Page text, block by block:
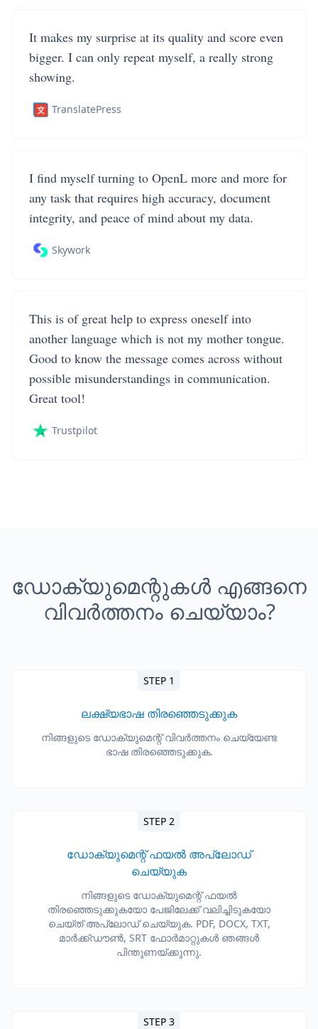
It makes my surprise at its quality and score even
bigger. I can only repeat myself, a really strong
showing.
TranslatePress
I find myself turning to OpenL more and more for
any task that requires high accuracy, document
integrity, and peace of mind about my data.
Skywork
This is of great help to express oneself into
another language which is not my mother tongue.
Good to know the message comes across without
possible misunderstandings in communication.
Great tool!
Trustpilot
ഡോക്യുമെന്റുകൾ എങ്ങനെ
വിവർത്തനം ചെയ്യാം?
STEP 1
ലക്ഷ്യഭാഷ തിരഞ്ഞെടുക്കുക
നിങ്ങളുടെ ഡോക്യുമെന്റ് വിവർത്തനം ചെയ്യേണ്ട
ഭാഷ തിരഞ്ഞെടുക്കുക.
STEP 2
ഡോക്യുമെന്റ് ഫയൽ അപ്‌ലോഡ്
ചെയ്യുക
നിങ്ങളുടെ ഡോക്യുമെന്റ് ഫയൽ
തിരഞ്ഞെടുക്കുകയോ പേജിലേക്ക് വലിച്ചിടുകയോ
ചെയ്ത് അപ്‌ലോഡ് ചെയ്യുക. PDF, DOCX, TXT,
മാർക്ക്ഡൗൺ, SRT ഫോർമാറ്റുകൾ ഞങ്ങൾ
പിന്തുണയ്ക്കുന്നു.
STEP 3